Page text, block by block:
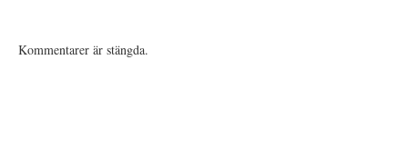
Kommentarer är stängda.